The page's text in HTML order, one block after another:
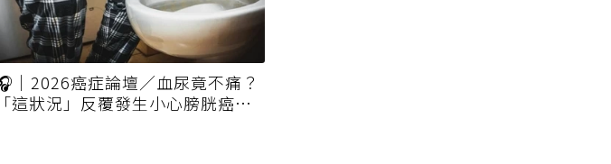
🎧｜2026癌症論壇／血尿竟不痛？
「這狀況」反覆發生小心膀胱癌